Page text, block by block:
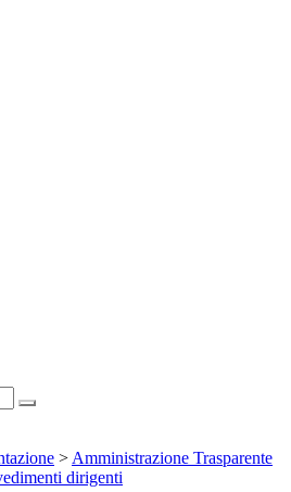
> Amministrazione Trasparente
dirigenti